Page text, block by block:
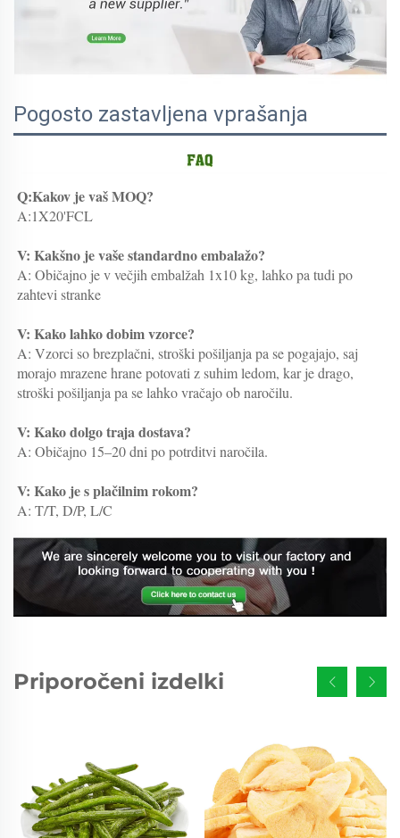
Pogosto zastavljena vprašanja
Q:Kakov je vaš MOQ?
A:1X20'FCL
V: Kakšno je vaše standardno embalažo?
A: Običajno je v večjih embalžah 1x10 kg, lahko pa tudi po
zahtevi stranke
V: Kako lahko dobim vzorce?
A: Vzorci so brezplačni, stroški pošiljanja pa se pogajajo, saj
morajo mrazene hrane potovati z suhim ledom, kar je drago,
stroški pošiljanja pa se lahko vračajo ob naročilu.
V: Kako dolgo traja dostava?
A: Običajno 15–20 dni po potrditvi naročila.
V: Kako je s plačilnim rokom?
A: T/T, D/P, L/C
Priporočeni izdelki